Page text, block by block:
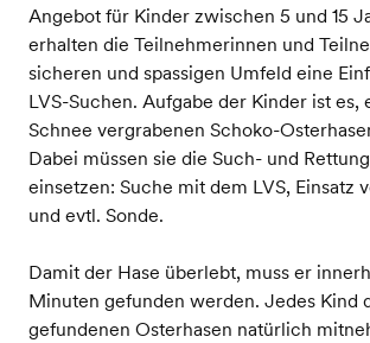
Angebot für Kinder zwischen 5 und 15
erhalten die Teilnehmerinnen und
sicheren und spassigen Umfeld eine
LVS-Suchen. Aufgabe der Kinder ist es,
Schnee vergrabenen Schoko-
Dabei müssen sie die Such- und
einsetzen: Suche mit dem LVS, Einsatz
und evtl. Sonde.
Damit der Hase überlebt, muss er
Minuten gefunden werden. Jedes Kind
gefundenen Osterhasen natürlich